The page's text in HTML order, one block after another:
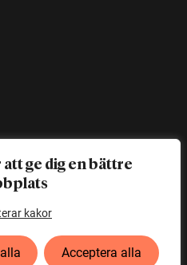
ge dig en bättre
kakor
Acceptera alla